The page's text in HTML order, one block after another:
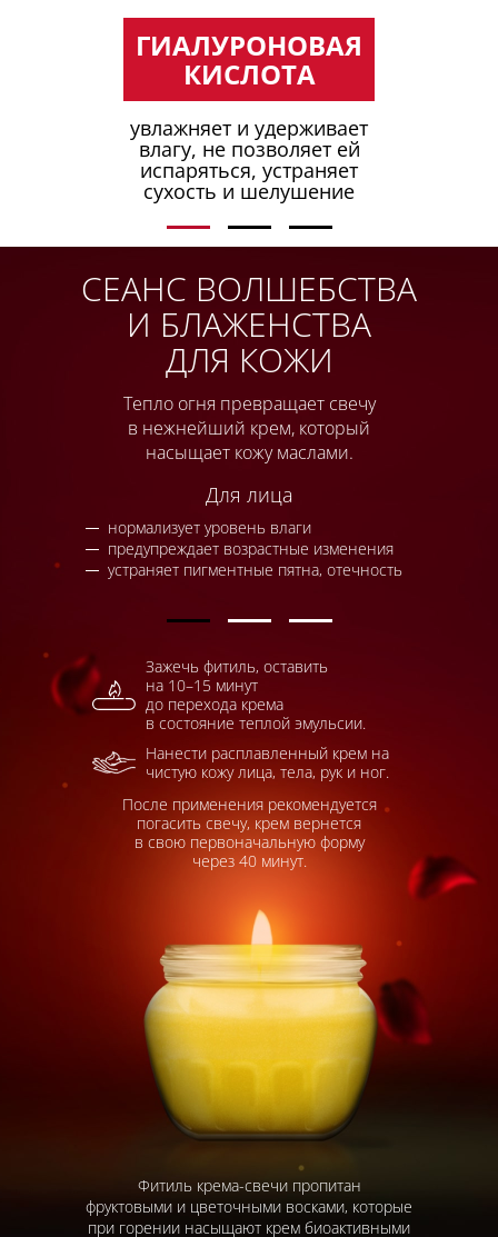
ГИАЛУРОНОВАЯ
КИСЛОТА
увлажняет и удерживает
влагу, не позволяетей
испаряться, устраняет
сухость и шелушение
СЕАНС ВОЛШЕБСТВА
И БЛАЖЕНСТВА
ДЛЯ КОЖИ
Тепло огня превращает свечу
в нежнейший крем, который
насыщает кожу маслами.
Для лица
нормализует уровень влаги
предупреждает возрастные изменения
устраняет пигментные пятна, отечность
Зажечь фитиль, оставить
на 10–15 минут
до перехода крема
в состояние теплой эмульсии.
Нанести расплавленный крем на
чистую кожу лица, тела, рук и ног.
После применения рекомендуется
погасить свечу, крем вернется
в своюпервоначальную форму
через 40 минут.
Фитиль крема-свечи пропитан
фруктовыми и цветочными восками, которые
при горении насыщают крем биоактивными